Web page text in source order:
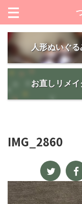
人形ぬいぐる
お直しリメイ
IMG_2860